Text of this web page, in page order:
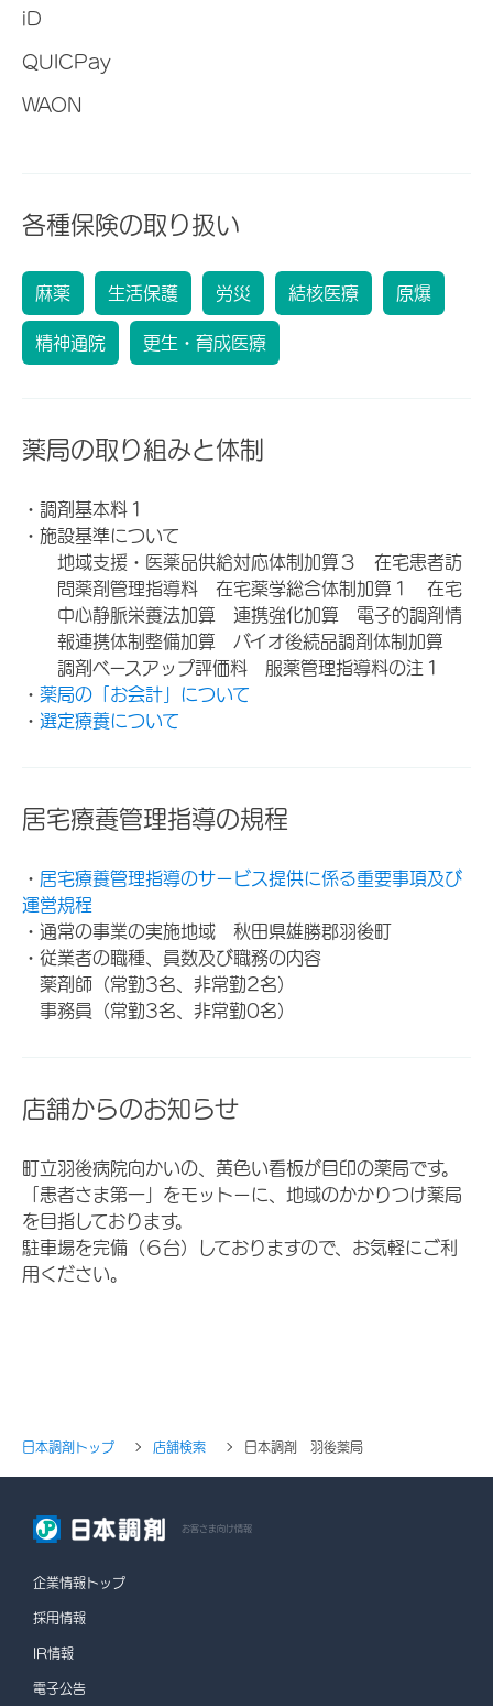
iD
QUICPay
WAON
各種保険の取り扱い
麻薬 生活保護 労災 結核医療 原爆
精神通院 更生・育成医療
薬局の取り組みと体制
・調剤基本料１
・施設基準について
地域支援・医薬品供給対応体制加算３ 在宅患者訪
問薬剤管理指導料 在宅薬学総合体制加算１ 在宅
中心静脈栄養法加算 連携強化加算 電子的調剤情
報連携体制整備加算 バイオ後続品調剤体制加算
調剤ベースアップ評価料 服薬管理指導料の注１
・ 薬局の「お会計」について
・ 選定療養について
居宅療養管理指導の規程
・ 居宅療養管理指導のサービス提供に係る重要事項及び
運営規程
・通常の事業の実施地域 秋田県雄勝郡羽後町
・従業者の職種、員数及び職務の内容
薬剤師（常勤3名、非常勤2名）
事務員（常勤3名、非常勤0名）
店舗からのお知らせ
町立羽後病院向かいの、黄色い看板が目印の薬局です。
「患者さま第一」をモットーに、地域のかかりつけ薬局
を目指しております。
駐車場を完備（６台）しておりますので、お気軽にご利
用ください。
日本調剤トップ 店舗検索 日本調剤 羽後薬局
お客さま向け情報
企業情報トップ
採用情報
IR情報
電子公告